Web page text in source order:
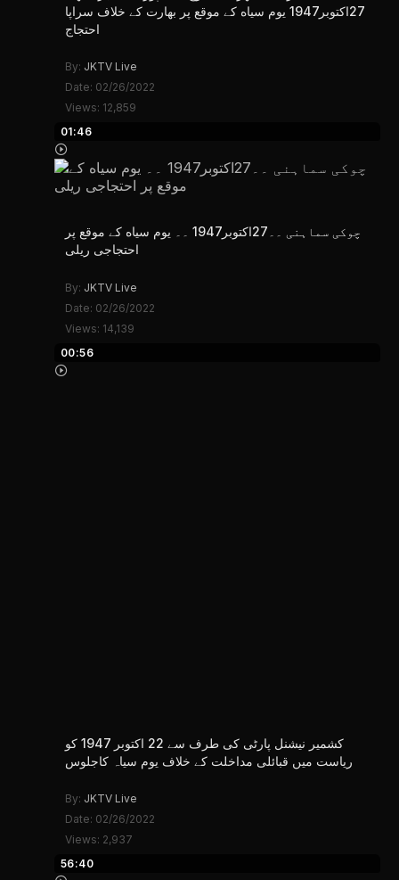
27اکتوبر1947 یوم سیاه کے موقع پر بھارت کے خلاف سراپا
احتجاج
By: JKTV Live
Date: 02/26/2022
Views: 12,859
01:46
چوکی سماہنی ۔۔27اکتوبر1947 ۔۔ یوم سیاه کے موقع پر
احتجاجی ریلی
By: JKTV Live
Date: 02/26/2022
Views: 14,139
00:56
کشمیر نیشنل پارٹی کی طرف سے 22 اکتوبر 1947 کو
ریاست میں قبائلی مداخلت کے خلاف یوم سیاہ کاجلوس
By: JKTV Live
Date: 02/26/2022
Views: 2,937
56:40